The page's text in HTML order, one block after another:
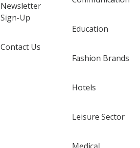
Newsletter
Sign-Up
Contact Us
Education
Fashion Brands
Hotels
Leisure Sector